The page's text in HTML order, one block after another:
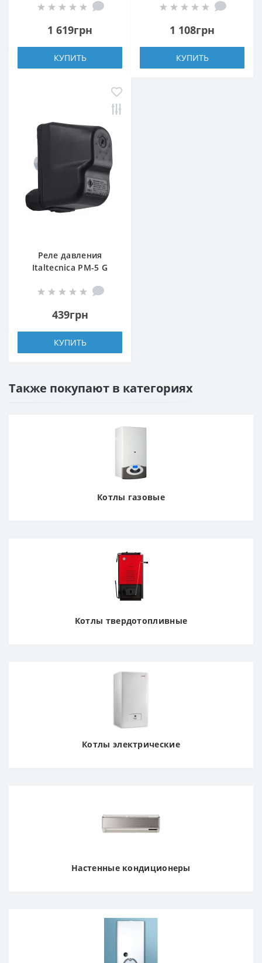
перезапуском
1 619грн
КУПИТЬ
1 108грн
КУПИТЬ
Реле давления
Italtecnica PM-5 G
439грн
КУПИТЬ
Также покупают в категориях
Котлы газовые
Котлы твердотопливные
Котлы электрические
Настенные кондиционеры